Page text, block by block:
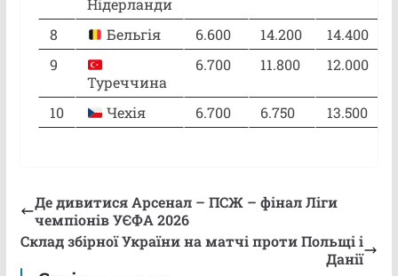
Нідерланди
8 Бельгія 6.600 14.200 14.400
9
Туреччина
6.700 11.800 12.000
10 Чехія 6.700 6.750 13.500
Де дивитися Арсенал – ПСЖ – фінал Ліги
чемпіонів УЄФА 2026
Склад збірної України на матчі проти Польщі і
Данії